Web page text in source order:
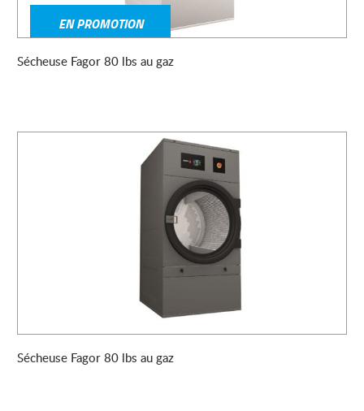
EN PROMOTION
Sécheuse Fagor 80 lbs au gaz
Sécheuse Fagor 80 lbs au gaz